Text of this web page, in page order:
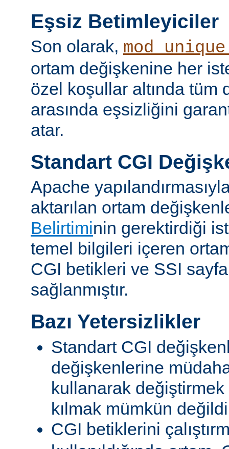
Eşsiz Betimleyiciler
Son olarak,
ortam değişkenine her
özel koşullar altında tüm
arasında eşsizliğini
atar.
Standart CGI
Apache
aktarılan ortam
Belirtiminin gerektirdiği
temel bilgileri içeren
CGI betikleri ve SSI
sağlanmıştır.
Bazı Yetersizlikler
Standart CGI
değişkenlerine
kullanarak
kılmak mümkün
CGI betiklerini